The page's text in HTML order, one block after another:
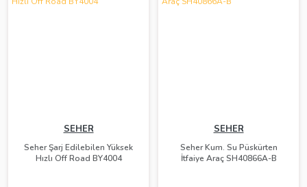
SEHER
Seher Şarj Edilebilen Yüksek
Hızlı Off Road BY4004
SEHER
Seher Kum. Su Püskürten
İtfaiye Araç SH40866A-B